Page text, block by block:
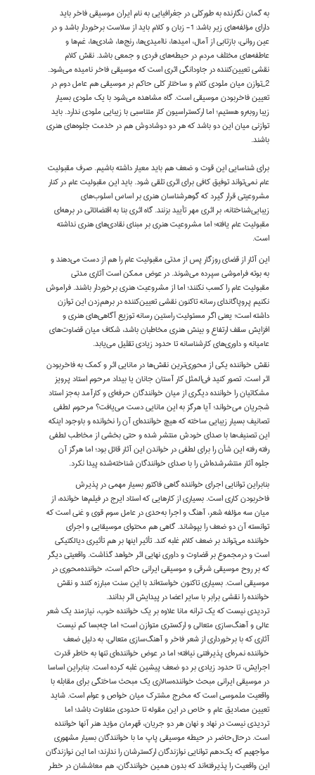
به گمان نگارنده به‌ طورکلی در جغرافیایی به نام ایران موسیقی فاخر باید
دارای مؤلفه‌های زیر باشد: ١- زبان و کلام باید از سلاست برخوردار باشد و در
عین روانی، بازتابی از آمال، امیدها، ناامیدی‌ها، رنج‌ها، شادی‌ها، غم‌ها و
عاطفه‌های مختلف مردم در حیطه‌های فردی و جمعی باشد. نقش کلام
نقشی تعیین‌کننده در جاودانگی اثری است که موسیقی فاخر نامیده می‌شود.
٢_توازن میان ملودی کلام و ساختار کلی حاکم بر موسیقی هم عامل دوم در
تعیین فاخربودن موسیقی است. گاه مشاهده می‌شود با یک ملودی بسیار
زیبا روبه‌رو هستیم؛ اما ارکستراسیون کار متناسبی با زیبایی ملودی ندارد. باید
توازنی میان این دو باشد که هر دو دوشادوش هم در خدمت جلوه‌های هنری
باشند.
برای شناسایی این قوت و ضعف هم باید معیار داشته باشیم. صرف مقبولیت
عام نمی‌تواند توفیق کافی برای اثری تلقی شود. باید این مقبولیت عام در کنار
مشروعیتی قرار گیرد که گوهرشناسان هنری بر اساس اسلوب‌های
زیبایی‌شناختانه، بر اثری مهر تأیید بزنند. گاه اثری بنا به اقتضائاتی در برهه‌ای
مقبولیت عام یافته؛ اما مشروعیت هنری بر مبنای نقادی‌های هنری نداشته
است.
این آثار از قضای روزگار پس از مدتی مقبولیت عام را هم از دست می‌دهند و
به بوته فراموشی سپرده می‌شوند. در عوض ممکن است آثاری مدتی
مقبولیت عام را کسب نکنند؛ اما از مشروعیت هنری برخوردار باشند. فراموش
نکنیم پروپاگاندای رسانه تاکنون نقشی تعیین‌کننده در برهم‌زدن این توازن
داشته است؛ یعنی اگر مسئولیت راستین رسانه توزیع آگاهی‌های هنری و
افزایش سقف ارتفاع و بینش هنری مخاطبان باشد، شکاف میان قضاوت‌های
عامیانه و داوری‌های کارشناسانه تا حدود زیادی تقلیل می‌یابد.
نقش خواننده یکی از محوری‌ترین نقش‌ها در مانایی اثر و کمک به فاخربودن
اثر است. تصور کنید فی‌المثل کار آستان جانان یا بیداد مرحوم استاد پرویز
مشکاتیان را خواننده دیگری از میان خوانندگان حرفه‌ای و کارآمد به‌جز استاد
شجریان می‌خواند؛ آیا هرگز به این مانایی دست می‌یافت؟ مرحوم لطفی
تصانیف بسیار زیبایی ساخته که هیچ خواننده‌ای آن را نخوانده و با‌وجود اینکه
این تصنیف‌ها با صدای خودش منتشر شده و حتی بخشی از مخاطب لطفی
رفته رفته این شأن را برای لطفی در خواندن این آثار قائل بود؛ اما هرگز آن
جلوه آثار منتشرشده‌اش را با صدای خوانندگان شناخته‌شده پیدا نکرد.
بنابراین توانایی اجرای خواننده گاهی فاکتور بسیار مهمی در پذیرش
فاخربودن کاری است. بسیاری از کارهایی که استاد ایرج در فیلم‌ها خوانده، از
میان سه مؤلفه شعر، آهنگ و اجرا به‌حدی در عامل سوم قوی و غنی است که
توانسته آن دو ضعف را بپوشاند. گاهی هم محتوای موسیقایی و اجرای
خواننده می‌تواند بر ضعف کلام غلبه کند. تأثیر اینها بر هم تأثیری دیالکتیکی
است و در‌مجموع بر قضاوت و داوری نهایی اثر خواهد گذاشت. واقعیتی دیگر
که بر روح موسیقی شرقی و موسیقی ایرانی حاکم است، خواننده‌محوری در
موسیقی است. بسیاری تاکنون خواسته‌اند با این سنت مبارزه کنند و نقش
خواننده را نقشی برابر با سایر اعضا در پیدایش اثر بدانند.
تردیدی نیست که یک ترانه مانا علاوه بر یک خواننده خوب، نیازمند یک شعر
عالی و آهنگ‌سازی متعالی و ارکستری متوازن است؛ اما چه‌بسا کم نیست
آثاری که با برخورداری از شعر فاخر و آهنگ‌سازی متعالی، به دلیل ضعف
خواننده نمره‌ای پذیرفتنی نیافته؛ اما در عوض خواننده‌ای تنها به خاطر قدرت
اجرایش، تا حدود زیادی بر دو ضعف پیشین غلبه کرده است. بنابراین اساسا
در موسیقی ایرانی مبحث خواننده‌سالاری یک مبحث ساختگی برای مقابله با
واقعیت ملموسی است که مخرج مشترک میان خواص و عوام است. شاید
تعیین مصادیق عام و خاص در این مقوله تا حدودی متفاوت باشد؛ اما
تردیدی نیست در نهاد و نهان هر دو جریان، قهرمان مؤید هنر آنها خواننده
است. درحال‌حاضر در حیطه موسیقی پاپ ما با خوانندگان بسیار مشهوری
مواجهیم که یک‌دهم توانایی نوازندگان ارکسترشان را ندارند؛ اما این نوازندگان
این واقعیت را پذیرفته‌اند که بدون همین خوانندگان، هم معاششان در خطر